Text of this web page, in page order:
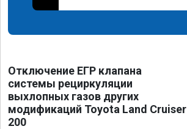
Отключение ЕГР клапана
системы рециркуляции
выхлопных газов других
модификаций Toyota Land Cruiser
200